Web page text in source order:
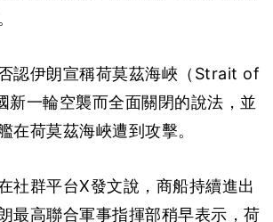
認伊朗宣稱荷莫茲海峽（Strait of
新一輪空襲而全面關閉的說法，並
在荷莫茲海峽遭到攻擊。
社群平台X發文說，商船持續進出
最高聯合軍事指揮部稍早表示，荷